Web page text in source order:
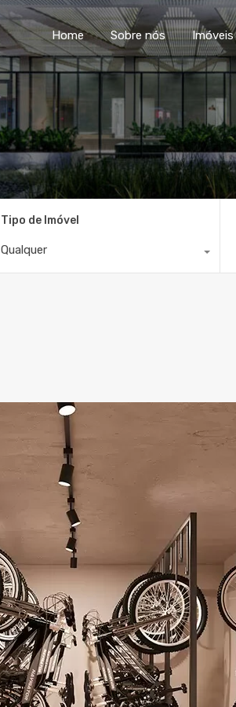
Home Sobre nós Imóveis
Tipo de Imóvel
Qualquer